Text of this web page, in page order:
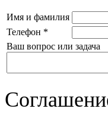
Имя и фамилия
Телефон *
Ваш вопрос или задача